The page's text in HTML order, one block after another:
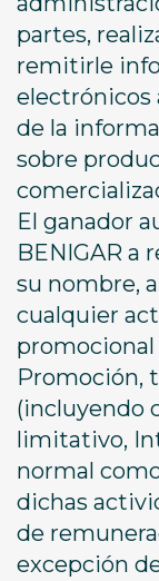
partes,
remitirle
electrónicos
de la
sobre
El ganador
BENIGAR a
su nombre,
cualquier
promocional
Promoción,
(incluyendo
limitativo,
normal
dichas
de
excepción